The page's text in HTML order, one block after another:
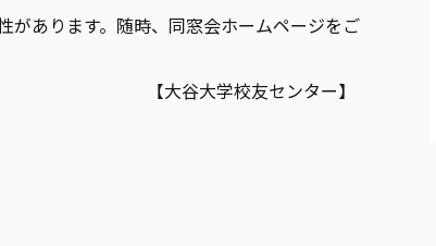
があります。随時、同窓会ホームページをご
【大谷大学校友センター】